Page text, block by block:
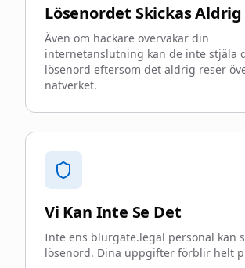
Lösenordet Skickas Aldrig
Även om hackare övervakar din
internetanslutning kan de inte stjäla
lösenord eftersom det aldrig reser
nätverket.
Vi Kan Inte Se Det
Inte ens blurgate.legal personal kan
lösenord. Dina uppgifter förblir helt